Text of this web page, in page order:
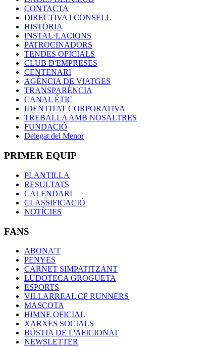
CONTACTA
DIRECTIVA I CONSELL
HISTÒRIA
INSTAL·LACIONS
PATROCINADORS
TENDES OFICIALS
CLUB D'EMPRESES
CENTENARI
AGÈNCIA DE VIATGES
TRANSPARÈNCIA
CANAL ÈTIC
IDENTITAT CORPORATIVA
TREBALLA AMB NOSALTRES
FUNDACIÓ
Delegat del Menor
PRIMER EQUIP
PLANTILLA
RESULTATS
CALENDARI
CLASSIFICACIÓ
NOTÍCIES
FANS
ABONA'T
PENYES
CARNET SIMPATITZANT
LUDOTECA GROGUETA
ESPORTS
VILLARREAL CF RUNNERS
MASCOTA
HIMNE OFICIAL
XARXES SOCIALS
BÚSTIA DE L'AFICIONAT
NEWSLETTER